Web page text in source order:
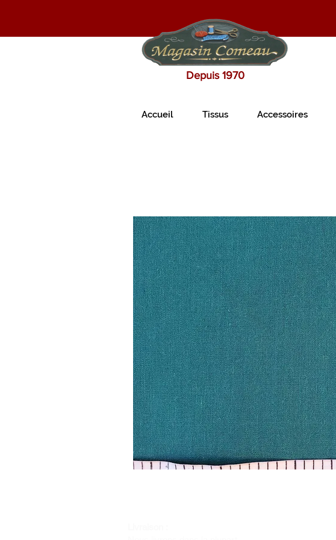
Depuis 1970
Accueil Tissus Accessoires